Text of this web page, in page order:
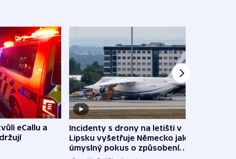
eCallu a
Incidenty s drony na letišti v
Lipsku vyšetřuje Německo jako
úmyslný pokus o způsobení